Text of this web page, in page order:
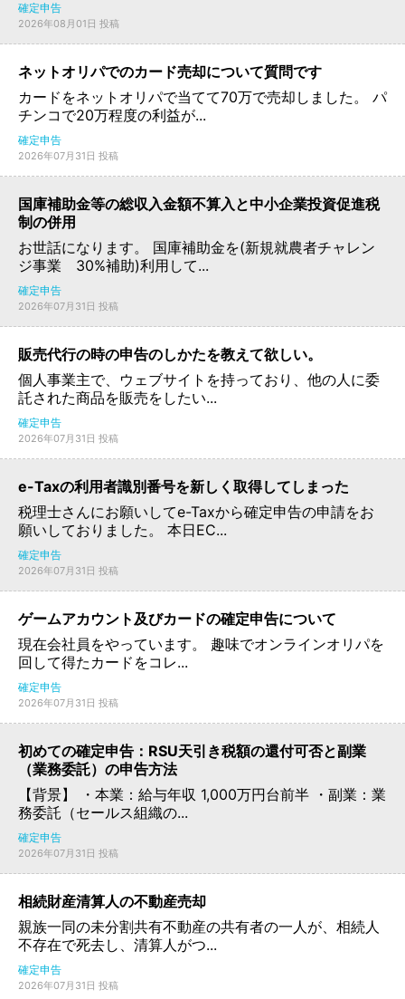
確定申告
2026年08月01日 投稿
ネットオリパでのカード売却について質問です
カードをネットオリパで当てて70万で売却しました。 パ
チンコで20万程度の利益が...
確定申告
2026年07月31日 投稿
国庫補助金等の総収入金額不算入と中小企業投資促進税
制の併用
お世話になります。 国庫補助金を(新規就農者チャレン
ジ事業 30%補助)利用して...
確定申告
2026年07月31日 投稿
販売代行の時の申告のしかたを教えて欲しい。
個人事業主で、ウェブサイトを持っており、他の人に委
託された商品を販売をしたい...
確定申告
2026年07月31日 投稿
e-Taxの利用者識別番号を新しく取得してしまった
税理士さんにお願いしてe-Taxから確定申告の申請をお
願いしておりました。 本日EC...
確定申告
2026年07月31日 投稿
ゲームアカウント及びカードの確定申告について
現在会社員をやっています。 趣味でオンラインオリパを
回して得たカードをコレ...
確定申告
2026年07月31日 投稿
初めての確定申告：RSU天引き税額の還付可否と副業
（業務委託）の申告方法
【背景】 ・本業：給与年収 1,000万円台前半 ・副業：業
務委託（セールス組織の...
確定申告
2026年07月31日 投稿
相続財産清算人の不動産売却
親族一同の未分割共有不動産の共有者の一人が、相続人
不存在で死去し、清算人がつ...
確定申告
2026年07月31日 投稿